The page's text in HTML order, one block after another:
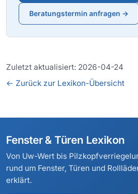
Beratungstermin anfragen →
Zuletzt aktualisiert: 2026-04-24
← Zurück zur Lexikon-Übersicht
Fenster & Türen Lexikon
Von Uw-Wert bis
rund um Fenster, Türen und
erklärt.